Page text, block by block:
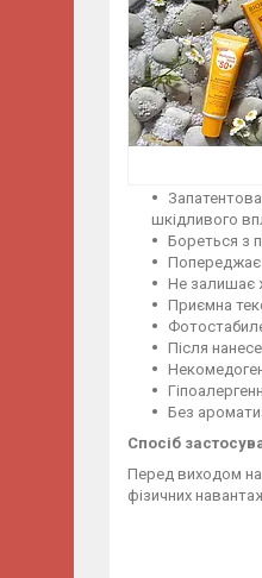
шкідливого
Бореться з
Попереджає
Не залишає
Приємна
Після
Без
Спосіб
Перед виходом на
фізичних